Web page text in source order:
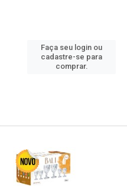
Faça seu login ou
cadastre-se para
comprar.